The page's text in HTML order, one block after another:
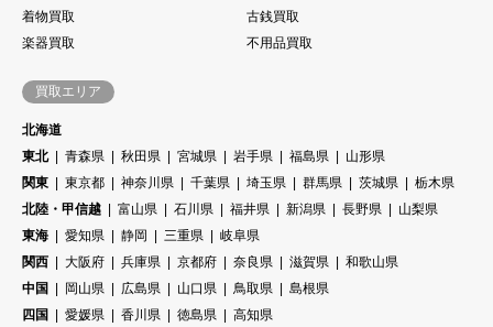
着物買取
古銭買取
楽器買取
不用品買取
買取エリア
北海道
東北
青森県 秋田県 宮城県 岩手県 福島県
山形県
関東
東京都 神奈川県 千葉県 埼玉県 群馬県 茨城県
栃木県
北陸・甲信越
富山県 石川県 福井県 新潟県 長野県
山梨県
東海
愛知県 静岡 三重県
岐阜県
関西
大阪府 兵庫県 京都府 奈良県 滋賀県
和歌山県
中国
岡山県 広島県 山口県 鳥取県
島根県
四国
愛媛県 香川県 徳島県
高知県